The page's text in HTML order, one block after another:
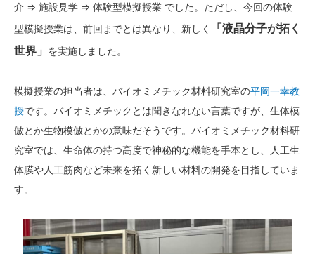
介 ⇒ 施設見学 ⇒ 体験型模擬授業 でした。ただし、今回の体験
型模擬授業は、前回までとは異なり、新しく
「液晶分子が拓く
世界」 を実施しました。
模擬授業の担当者は、バイオミメチック材料研究室の平岡一幸教
授です。バイオミメチックとは聞きなれない言葉ですが、生体模
倣とか生物模倣とかの意味だそうです。バイオミメチック材料研
究室では、生命体の持つ高度で神秘的な機能を手本とし、人工生
体膜や人工筋肉など未来を拓く新しい材料の開発を目指していま
す。